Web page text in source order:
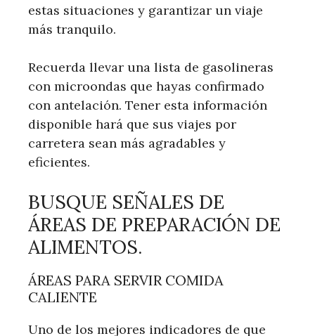
estas situaciones y garantizar un viaje
más tranquilo.
Recuerda llevar una lista de gasolineras
con microondas que hayas confirmado
con antelación. Tener esta información
disponible hará que sus viajes por
carretera sean más agradables y
eficientes.
BUSQUE SEÑALES DE
ÁREAS DE PREPARACIÓN DE
ALIMENTOS.
ÁREAS PARA SERVIR COMIDA
CALIENTE
Uno de los mejores indicadores de que